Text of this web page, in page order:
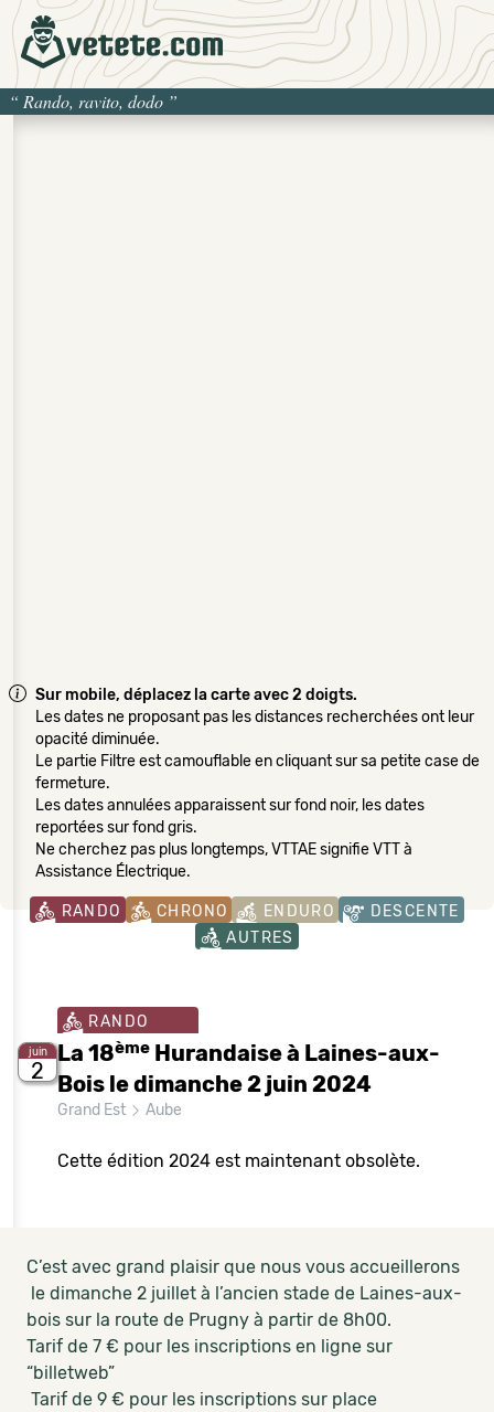
“ Rando, ravito, dodo ”
Sur mobile, déplacez la carte avec 2 doigts.
Les dates ne proposant pas les distances recherchées ont leur
opacité diminuée.
Le partie Filtre est camouflable en cliquant sur sa petite case de
fermeture.
Les dates annulées apparaissent sur fond noir, les dates
reportées sur fond gris.
Ne cherchez pas plus longtemps, VTTAE signifie VTT à
Assistance Électrique.
RANDO CHRONO ENDURO
DESCENTE
AUTRES
juin
2
RANDO
La 18ème Hurandaise à Laines-aux-
Bois le dimanche 2 juin 2024
Grand Est Aube
Cette édition 2024 est maintenant obsolète.
C’est avec grand plaisir que nous vous accueillerons
le dimanche 2 juillet à l’ancien stade de Laines-aux-
bois sur la route de Prugny à partir de 8h00.
Tarif de 7 € pour les inscriptions en ligne sur
“billetweb”
Tarif de 9 € pour les inscriptions sur place